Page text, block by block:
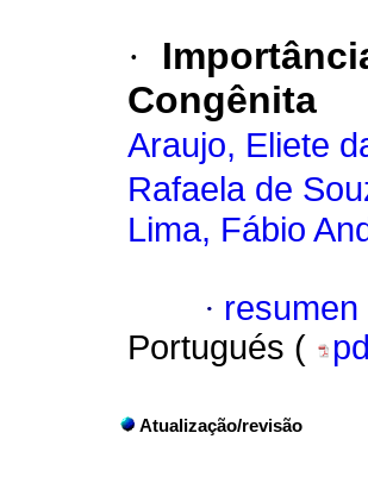
·
Congênita
Araujo, Eliete
Rafaela de
Lima, Fábio
·
Portugués (
Atualização/revisão